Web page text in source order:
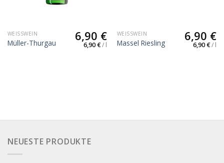
WEISSWEIN
Müller-Thurgau 6,90 €
6,90€/l
WEISSWEIN
Massel Riesling 6,90 €
6,90€/l
NEUESTE PRODUKTE